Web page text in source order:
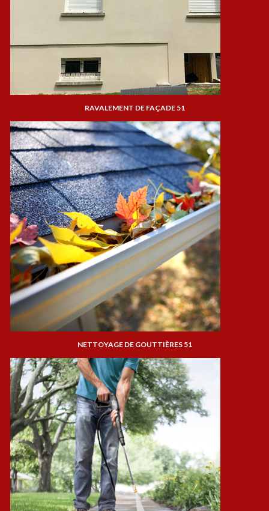
RAVALEMENT DE FAÇADE 51
NETTOYAGE DE GOUTTIÈRES 51